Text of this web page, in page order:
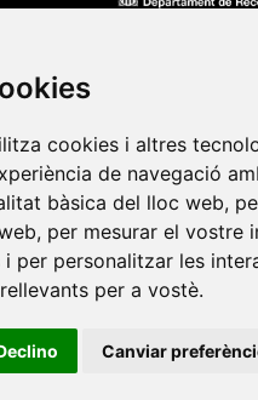
cookies i altres
de navegació
bàsica del lloc web,
, per mesurar el vostre
per personalitzar les
per a vostè.
Canviar
• Universitat de
Jaume I •
de Catalunya
de València•